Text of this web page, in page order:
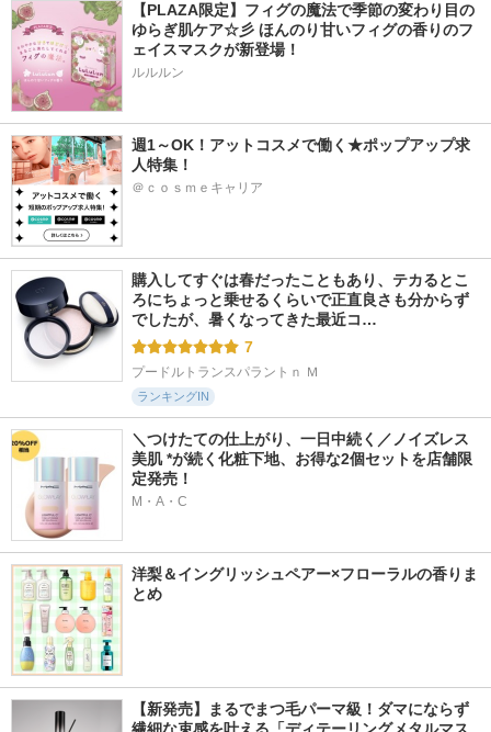
【PLAZA限定】フィグの魔法で季節の変わり目の
ゆらぎ肌ケア☆彡 ほんのり甘いフィグの香りのフ
ェイスマスクが新登場！
ルルルン
週1～OK！アットコスメで働く★ポップアップ求
人特集！
＠ｃｏｓｍｅキャリア
購入してすぐは春だったこともあり、テカるとこ
ろにちょっと乗せるくらいで正直良さも分からず
でしたが、暑くなってきた最近コ…
7
プードルトランスパラントｎ Ｍ
ランキングIN
＼つけたての仕上がり、一日中続く／ノイズレス
美肌 *が続く化粧下地、お得な2個セットを店舗限
定発売！
M・A・C
洋梨＆イングリッシュペアー×フローラルの香りま
とめ
【新発売】まるでまつ毛パーマ級！ダマにならず